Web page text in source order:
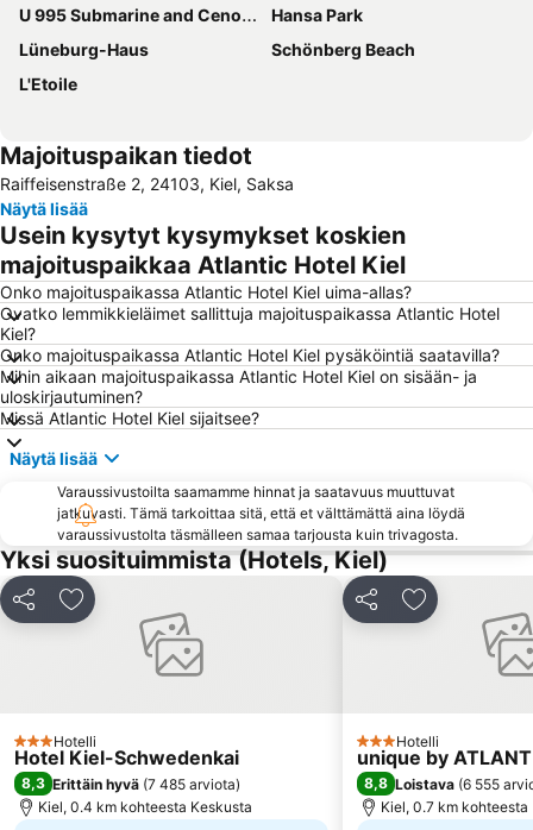
U 995 Submarine and Cenotaph
Hansa Park
Lüneburg-Haus
Schönberg Beach
L'Etoile
Majoituspaikan tiedot
Raiffeisenstraße 2, 24103, Kiel, Saksa
Näytä lisää
Usein kysytyt kysymykset koskien
majoituspaikkaa Atlantic Hotel Kiel
Onko majoituspaikassa Atlantic Hotel Kiel uima-allas?
Ovatko lemmikkieläimet sallittuja majoituspaikassa Atlantic Hotel
Kiel?
Onko majoituspaikassa Atlantic Hotel Kiel pysäköintiä saatavilla?
Mihin aikaan majoituspaikassa Atlantic Hotel Kiel on sisään- ja
uloskirjautuminen?
Missä Atlantic Hotel Kiel sijaitsee?
Näytä lisää
Varaussivustoilta saamamme hinnat ja saatavuus muuttuvat
jatkuvasti. Tämä tarkoittaa sitä, että et välttämättä aina löydä
varaussivustolta täsmälleen samaa tarjousta kuin trivagosta.
Yksi suosituimmista (Hotels, Kiel)
Jaa Lisää suosikkeihin
3 Tähtiluokitus
Hotelli
Hotel Kiel-Schwedenkai
8,3 Erittäin hyvä (7 485 arviota)
Kiel, 0.4 km kohteesta Keskusta
Jaa Lisää
3 Tähtiluokitus
Hotelli
unique by
8,8 Loistava (6 555
Kiel, 0.7 km kohteesta